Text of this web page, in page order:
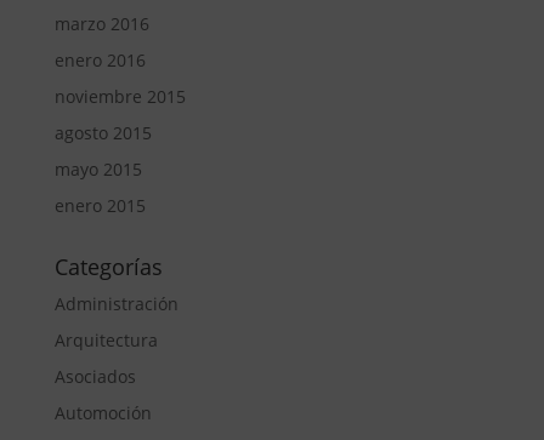
marzo 2016
enero 2016
noviembre 2015
agosto 2015
mayo 2015
enero 2015
Categorías
Administración
Arquitectura
Asociados
Automoción